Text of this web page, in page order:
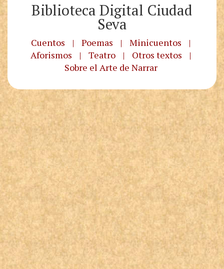
Biblioteca Digital Ciudad
Seva
Cuentos | Poemas | Minicuentos
|
Aforismos
| Teatro | Otros textos
|
Sobre el Arte de Narrar